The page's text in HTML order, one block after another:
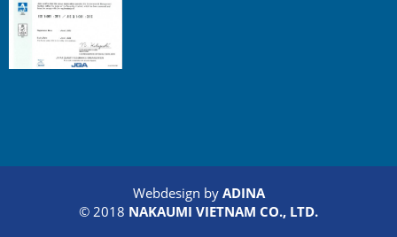
Webdesign by ADINA
© 2018 NAKAUMI VIETNAM CO., LTD.